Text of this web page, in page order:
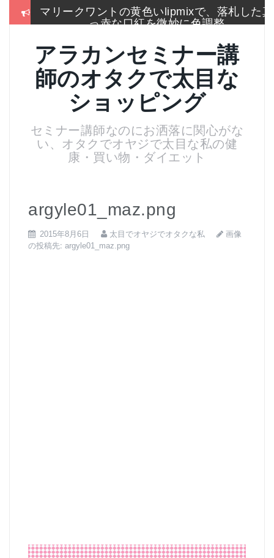
マリークワントの黄色いlipmixで、落札した真
っ赤な口紅を微妙に色調整
冬はこれしか履かないSEIYO防寒タイツもう
手放せないのに通販無い
2017通販各社のおせち売れ筋ランキングをま
とめて一挙大公開
クス美肌活性化美顔器
名刺より大きいサイズのトレカケースでアイ
スブレークカード整理
アラカンセミナー講
師のオタクで太目な
ショッピング
セミナー講師なのにお洒落に関心がな
い、オタクでオヤジで太目な私の健
康・買い物・ダイエット
argyle01_maz.png
2015年8月6日 太目でオヤジでオタクな私
画像
の投稿先: argyle01_maz.png